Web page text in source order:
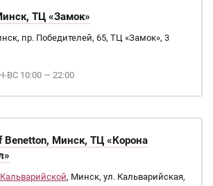
ТЦ «Замок»
пр. Победителей, 65, ТЦ «Замок», 3
ВС 10:00 — 22:00
Benetton, Минск, ТЦ «Корона
, Минск, ул. Кальварийская,